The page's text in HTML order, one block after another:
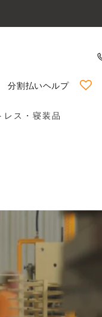
分割払いヘルプ
レス・寝装品